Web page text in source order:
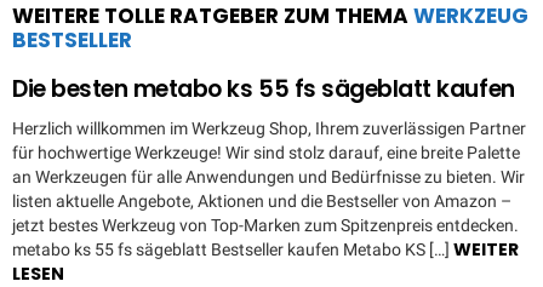
WEITERE TOLLE RATGEBER ZUM THEMAWERKZEUG
BESTSELLER
Die besten metabo ks 55 fs sägeblatt kaufen
Herzlich willkommen im Werkzeug Shop, Ihrem zuverlässigen Partner
für hochwertige Werkzeuge! Wir sind stolz darauf, eine breite Palette
an Werkzeugen für alle Anwendungen und Bedürfnisse zu bieten. Wir
listen aktuelle Angebote, Aktionen und die Bestseller von Amazon –
jetzt bestes Werkzeug von Top-Marken zum Spitzenpreis entdecken.
metabo ks 55 fs sägeblatt Bestseller kaufen Metabo KS […] WEITER
LESEN